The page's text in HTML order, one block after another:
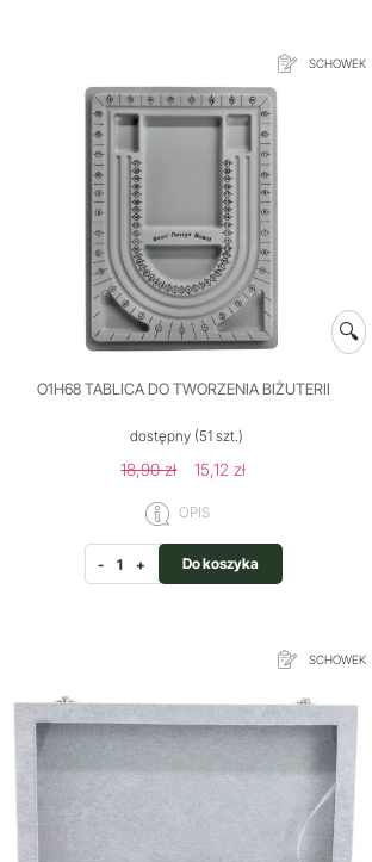
SCHOWEK
🔍
O1H68 TABLICA DO TWORZENIA BIŻUTERII
dostępny(51 szt.)
18,90 zł 15,12 zł
OPIS
- + Do koszyka
SCHOWEK